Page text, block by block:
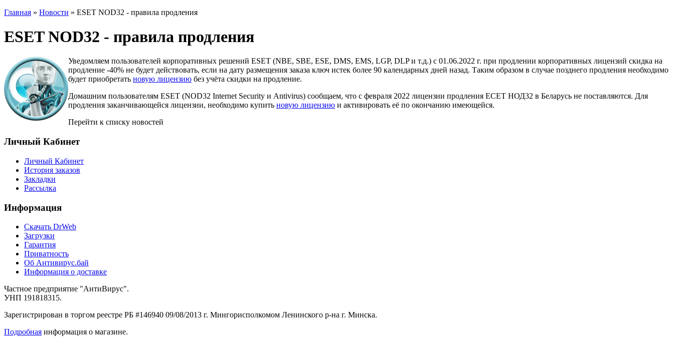
Главная » Новости » ESET NOD32 - правила продления
ESET NOD32 - правила продления
Уведомляем пользователей корпоративных решений ESET (NBE, SBE, ESE, DMS, EMS, LGP, DLP и т.д.) с 01.06.2022 г. при продлении корпоративных лицензий скидка на
продление -40% не будет действовать, если на дату размещения заказа ключ истек более 90 календарных дней назад. Таким образом в случае позднего продления необходимо
будет приобретать новую лицензию без учёта скидки на продление.
Домашним пользователям ESET (NOD32 Internet Security и Antivirus) сообщаем, что с февраля 2022 лицензии продления ЕСЕТ НОД32 в Беларусь не поставляются. Для
продления заканчивающейся лицензии, необходимо купить новую лицензию и активировать её по окончанию имеющейся.
Перейти к списку новостей
Личный Кабинет
Личный Кабинет
История заказов
Закладки
Рассылка
Информация
Cкачать DrWeb
Загрузки
Гарантия
Приватность
Об Антивирус.бай
Информация о доставке
Частное предприятие "АнтиВирус".
УНП 191818315.
Зарегистрирован в торгом реестре РБ #146940 09/08/2013 г. Мингорисполкомом Ленинского р-на г. Минска.
Подробная информация о магазине.